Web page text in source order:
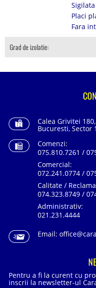
Sigilata
Placi
Fara
Grad de izolatie:
Calea Grivitei 180,
Bucuresti, Sector 1
Comenzi:
075.810.7261 /
Comercial:
072.241.0774 /
Calitate /
074.323.8749 /
Administrativ:
021.231.4444
Email:
Pentru a fi la curent cu
inscrii la newsletter-ul